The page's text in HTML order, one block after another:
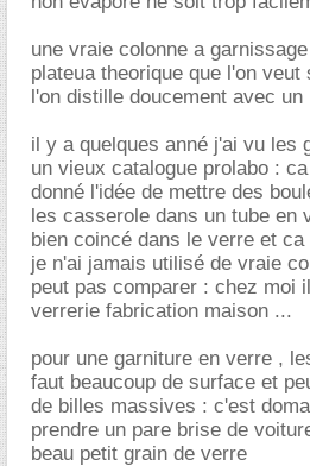
une vraie colonne a
plateua theorique que l'on
l'on distille doucement avec un
il y a quelques anné j'ai vu les
un vieux catalogue prolabo :
donné l'idée de mettre des
les casserole dans un tube en
bien coincé dans le verre et
je n'ai jamais utilisé de vraie
peut pas comparer : chez moi
verrerie fabrication maison ...
pour une garniture en verre ,
faut beaucoup de surface et
de billes massives : c'est
prendre un pare brise de
beau petit grain de verre